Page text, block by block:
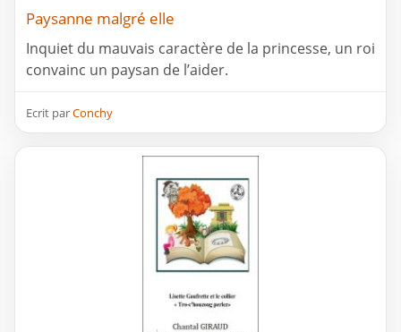
Paysanne malgré elle
Inquiet du mauvais caractère de la princesse, un roi
convainc un paysan de l’aider.
Ecrit parConchy